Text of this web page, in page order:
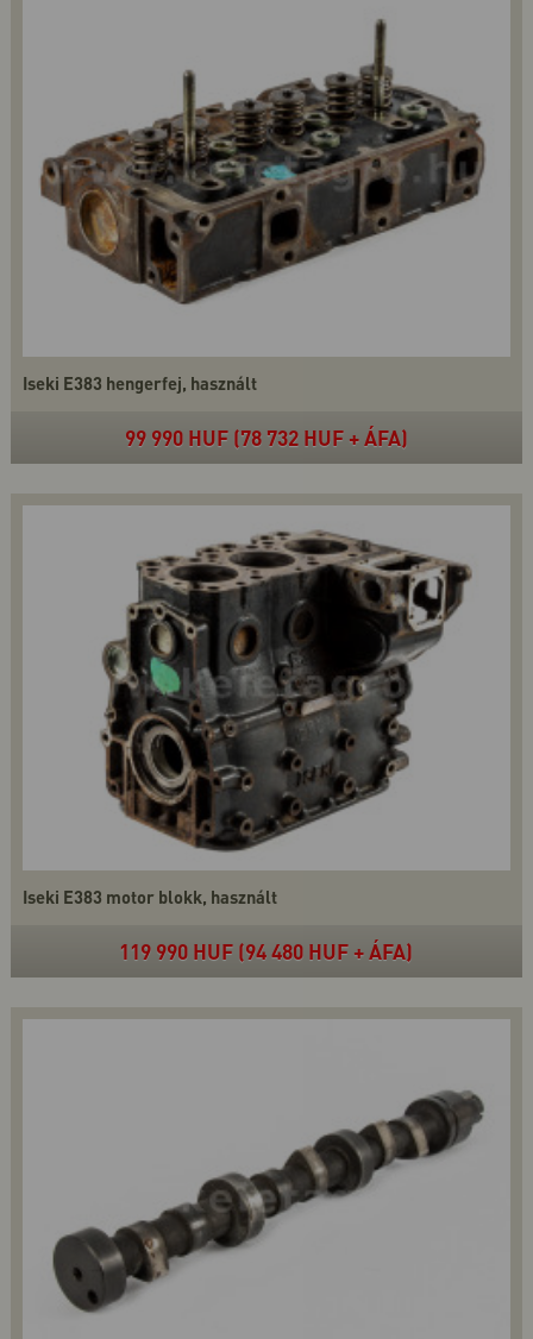
Iseki E383 hengerfej, használt
99 990 HUF (78 732 HUF + ÁFA)
Iseki E383 motor blokk, használt
119 990 HUF (94 480 HUF + ÁFA)